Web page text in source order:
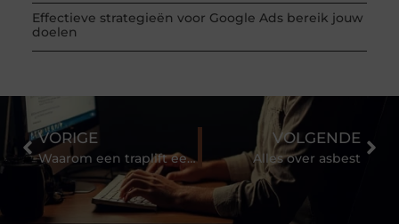
Effectieve strategieën voor Google Ads bereik jouw
doelen
VORIGE
Waarom een traplift een goed idee is
VOLGENDE
Alles over asbest